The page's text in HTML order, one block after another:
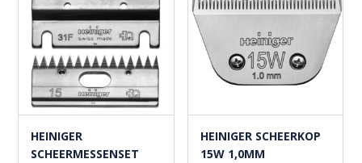
HEINIGER
SCHEERMESSENSET
HEINIGER SCHEERKOP
15W 1,0MM